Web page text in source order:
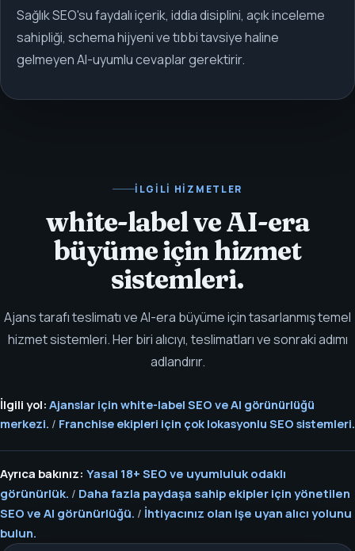
Sağlık SEO'su faydalı içerik, iddia disiplini, açık inceleme
sahipliği, schema hijyeni ve tıbbi tavsiye haline
gelmeyen AI-uyumlu cevaplar gerektirir.
İLGILI HIZMETLER
white-label ve AI-era
büyüme için hizmet
sistemleri.
Ajans tarafı teslimatı ve AI-era büyüme için tasarlanmış temel
hizmet sistemleri. Her biri alıcıyı, teslimatları ve sonraki adımı
adlandırır.
İlgili yol: Ajanslar için white-label SEO ve AI görünürlüğü
merkezi. / Franchise ekipleri için çok lokasyonlu SEO sistemleri.
Ayrıca bakınız: Yasal 18+ SEO ve uyumluluk odaklı
görünürlük. / Daha fazla paydaşa sahip ekipler için yönetilen
SEO ve AI görünürlüğü. / İhtiyacınız olan işe uyan alıcı yolunu
bulun.